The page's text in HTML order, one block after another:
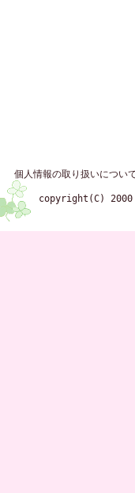
個人情報の取り扱いについ
copyright(C)